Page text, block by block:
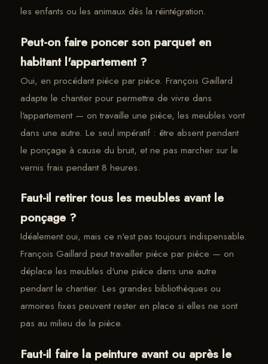
les enfants ou les animaux dès la réintégration.
Peut-on faire poncer son parquet en
habitant l'appartement ?
Oui, en procédant pièce par pièce. François Gaillard
adapte le chantier pour permettre de vivre dans
l'appartement — on travaille une pièce, les meubles vont
dans une autre. Le seul impératif : être absent pendant
le ponçage à cause du bruit, et ne pas marcher sur le
vernis frais pendant 8 heures.
Faut-il retirer tous les meubles avant le
ponçage ?
Idéalement oui, mais ce n'est pas toujours indispensable.
François Gaillard peut travailler pièce par pièce — on
déplace les meubles d'une pièce dans une autre
pendant le chantier. Les grandes bibliothèques ou
armoires fixes peuvent rester en place si elles ne sont
pas au milieu de la pièce.
Faut-il faire la peinture avant ou après le